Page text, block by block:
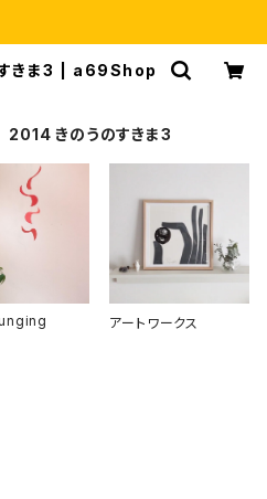
きま3 | a69Shop
2014 きのうのすきま3
アートワークス